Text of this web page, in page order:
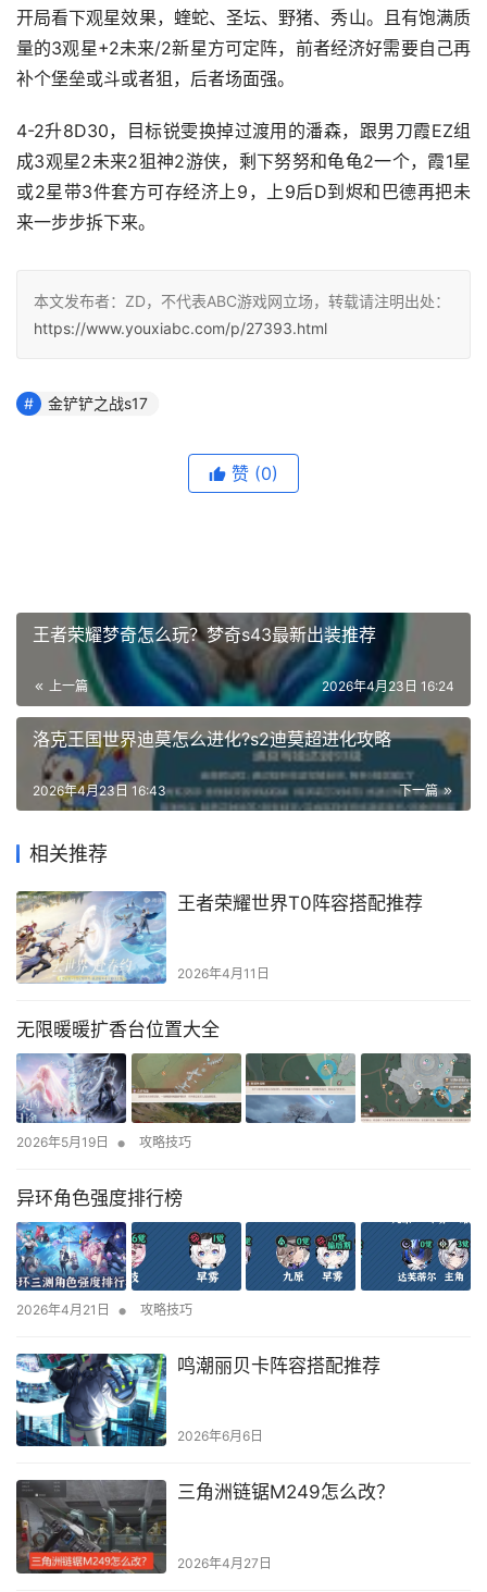
开局看下观星效果，蝰蛇、圣坛、野猪、秀山。且有饱满质
量的3观星+2未来/2新星方可定阵，前者经济好需要自己再
补个堡垒或斗或者狙，后者场面强。
4-2升8D30，目标锐雯换掉过渡用的潘森，跟男刀霞EZ组
成3观星2未来2狙神2游侠，剩下努努和龟龟2一个，霞1星
或2星带3件套方可存经济上9，上9后D到烬和巴德再把未
来一步步拆下来。
本文发布者：ZD，不代表ABC游戏网立场，转载请注明出处：
https://www.youxiabc.com/p/27393.html
金铲铲之战s17
赞 (0)
王者荣耀梦奇怎么玩？梦奇s43最新出装推荐
上一篇 2026年4月23日 16:24
洛克王国世界迪莫怎么进化?s2迪莫超进化攻略
下一篇
2026年4月23日 16:43
相关推荐
王者荣耀世界T0阵容搭配推荐
2026年4月11日
无限暖暖扩香台位置大全
2026年5月19日 • 攻略技巧
异环角色强度排行榜
2026年4月21日 • 攻略技巧
鸣潮丽贝卡阵容搭配推荐
2026年6月6日
三角洲链锯M249怎么改？
2026年4月27日